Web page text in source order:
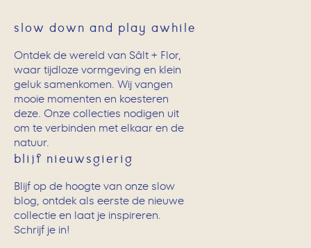
slow down and play awhile
Ontdek de wereld van Sâlt + Flor,
waar tijdloze vormgeving en klein
geluk samenkomen. Wij vangen
mooie momenten en koesteren
deze. Onze collecties nodigen uit
om te verbinden met elkaar en de
natuur.
blijf nieuwsgierig
Blijf op de hoogte van onze slow
blog, ontdek als eerste de nieuwe
collectie en laat je inspireren.
Schrijf je in!